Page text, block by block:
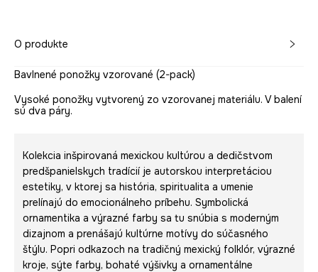
O produkte
Bavlnené ponožky vzorované (2-pack)
Vysoké ponožky vytvorený zo vzorovanej materiálu. V balení
sú dva páry.
Kolekcia inšpirovaná mexickou kultúrou a dedičstvom
predšpanielskych tradícií je autorskou interpretáciou
estetiky, v ktorej sa história, spiritualita a umenie
prelínajú do emocionálneho príbehu. Symbolická
ornamentika a výrazné farby sa tu snúbia s moderným
dizajnom a prenášajú kultúrne motívy do súčasného
štýlu. Popri odkazoch na tradičný mexický folklór, výrazné
kroje, sýte farby, bohaté výšivky a ornamentálne